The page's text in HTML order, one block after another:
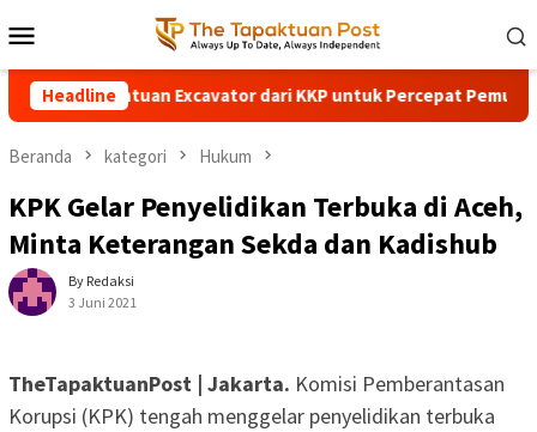
ke
kontenMobile
Headline
Terima Bantuan Excavator dari KKP untuk Percepat Pemulihan
Beranda kategori Hukum
KPK Gelar Penyelidikan Terbuka di Aceh,
Minta Keterangan Sekda dan Kadishub
By Redaksi
3 Juni 2021
TheTapaktuanPost | Jakarta. Komisi Pemberantasan
Korupsi (KPK) tengah menggelar penyelidikan terbuka